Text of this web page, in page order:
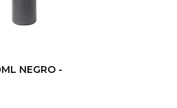
NEGRO -